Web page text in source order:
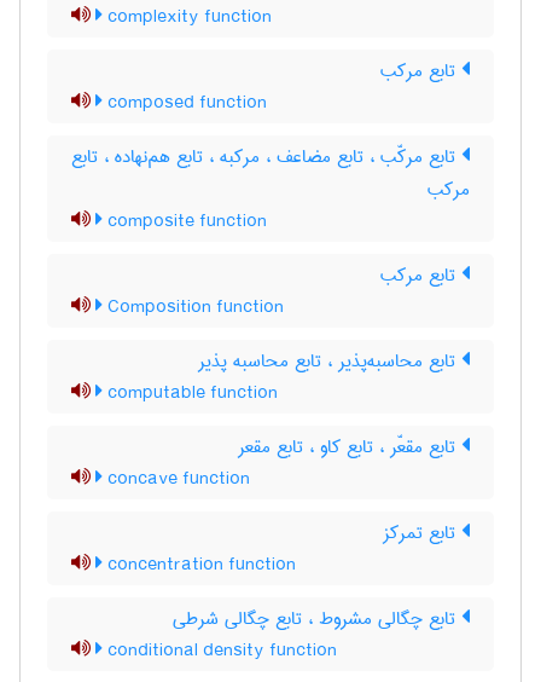
complexity function
تابع مرکب
composed function
تابع مرکّب ، تابع مضاعف ، مرکبه ، تابع هم‌نهاده ، تابع
مرکب
composite function
تابع مرکب
Composition function
تابع محاسبه‌پذیر ، تابع محاسبه پذیر
computable function
تابع مقعّر ، تابع کاو ، تابع مقعر
concave function
تابع تمرکز
concentration function
تابع چگالی مشروط ، تابع چگالی شرطی
conditional density function